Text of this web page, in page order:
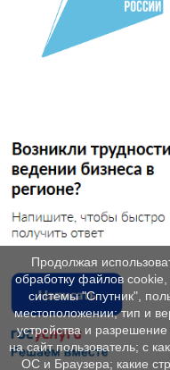
Продолжая
обработку файлов cookie,
системы "Спутник",
местоположении; тип и
устройства и
на сайт пользователь; с
ОС и Браузера; какие